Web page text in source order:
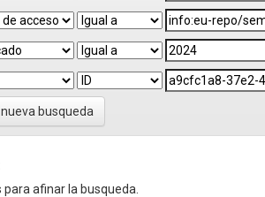
busqueda
para afinar la busqueda.